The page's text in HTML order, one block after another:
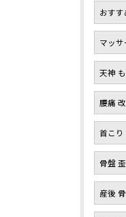
おすす
マッ
天神
腰痛
首こり
骨盤
産後